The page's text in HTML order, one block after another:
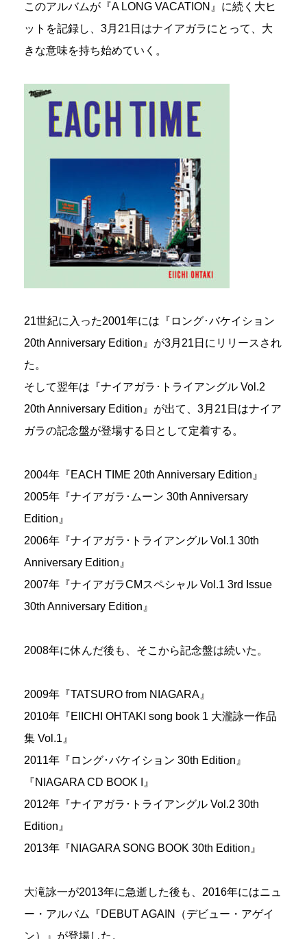
このアルバムが『A LONG VACATION』に続く大ヒ
ットを記録し、3月21日はナイアガラにとって、大
きな意味を持ち始めていく。
21世紀に入った2001年には『ロング･バケイション
20th Anniversary Edition』が3月21日にリリースされ
た。
そして翌年は『ナイアガラ･トライアングル Vol.2
20th Anniversary Edition』が出て、3月21日はナイア
ガラの記念盤が登場する日として定着する。
2004年『EACH TIME 20th Anniversary Edition』
2005年『ナイアガラ･ムーン 30th Anniversary
Edition』
2006年『ナイアガラ･トライアングル Vol.1 30th
Anniversary Edition』
2007年『ナイアガラCMスペシャル Vol.1 3rd Issue
30th Anniversary Edition』
2008年に休んだ後も、そこから記念盤は続いた。
2009年『TATSURO from NIAGARA』
2010年『EIICHI OHTAKI song book 1 大瀧詠一作品
集 Vol.1』
2011年『ロング･バケイション 30th Edition』
『NIAGARA CD BOOK I』
2012年『ナイアガラ･トライアングル Vol.2 30th
Edition』
2013年『NIAGARA SONG BOOK 30th Edition』
大滝詠一が2013年に急逝した後も、2016年にはニュ
ー・アルバム『DEBUT AGAIN（デビュー・アゲイ
ン）』が登場した。